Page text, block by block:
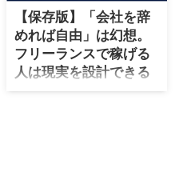
「便利そうなのはわかった」
「でも、仕事や副業にどう使
えばよいかわからない」とい
うところで止まっている人が
多い印象があります。 普通の
ChatGPTは、たしかに便利で
【保存版】「会社を辞
めれば自由」は幻想。
フリーランスで稼げる
人は現実を設計できる
戦略家。